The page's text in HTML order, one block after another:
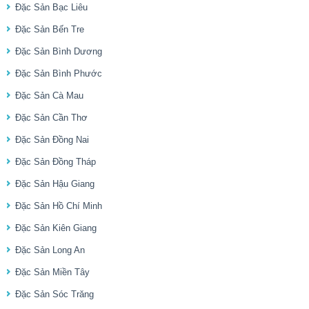
Đặc Sản Bạc Liêu
Đặc Sản Bến Tre
Đặc Sản Bình Dương
Đặc Sản Bình Phước
Đặc Sản Cà Mau
Đặc Sản Cần Thơ
Đặc Sản Đồng Nai
Đặc Sản Đồng Tháp
Đặc Sản Hậu Giang
Đặc Sản Hồ Chí Minh
Đặc Sản Kiên Giang
Đặc Sản Long An
Đặc Sản Miền Tây
Đặc Sản Sóc Trăng